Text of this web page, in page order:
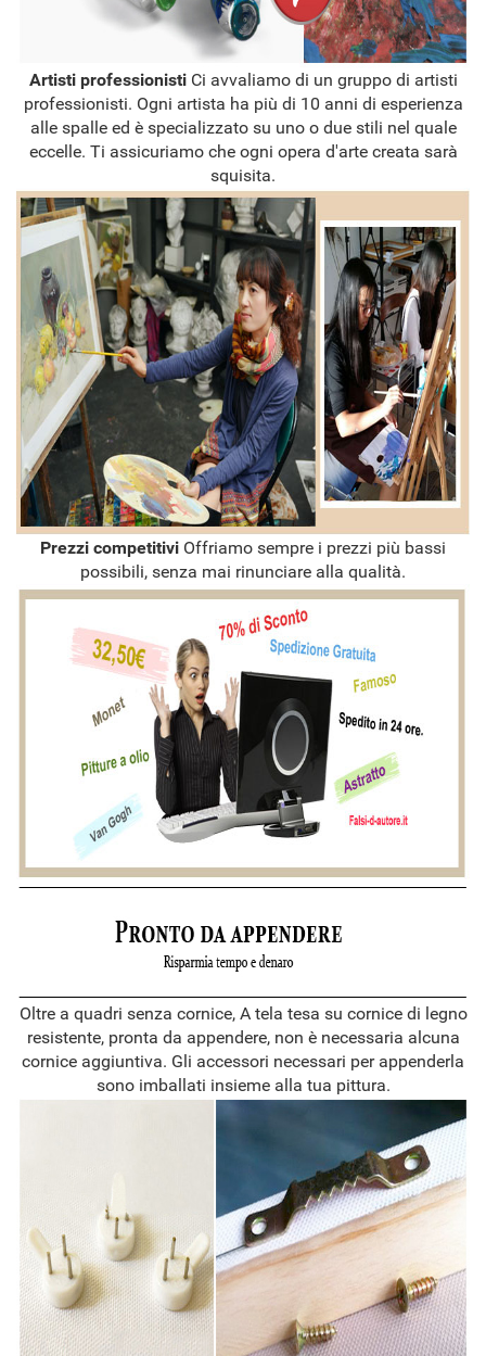
Artisti professionisti Ci avvaliamo di un gruppo di artisti
professionisti. Ogni artista ha più di 10 anni di esperienza
alle spalle ed è specializzato su uno o due stili nel quale
eccelle. Ti assicuriamo che ogni opera d'arte creata sarà
squisita.
Prezzi competitivi Offriamo sempre i prezzi più bassi
possibili, senza mai rinunciare alla qualità.
Oltre a quadri senza cornice, A tela tesa su cornice di legno
resistente, pronta da appendere, non è necessaria alcuna
cornice aggiuntiva. Gli accessori necessari per appenderla
sono imballati insieme alla tua pittura.